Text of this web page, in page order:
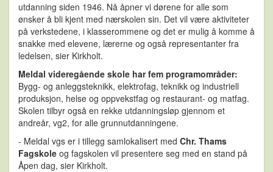
utdanning siden 1946. Nå åpner vi dørene for alle som
ønsker å bli kjent med nærskolen sin. Det vil være aktiviteter
på verkstedene, i klasserommene og det er mulig å komme å
snakke med elevene, lærerne og også representanter fra
ledelsen, sier Kirkholt.
Meldal videregående skole har fem programområder:
Bygg- og anleggsteknikk, elektrofag, teknikk og industriell
produksjon, helse og oppvekstfag og restaurant- og matfag.
Skolen tilbyr også en rekke utdanningsløp gjennom et
andreår, vg2, for alle grunnutdanningene.
- Meldal vgs er i tillegg samlokalisert med Chr. Thams
Fagskole og fagskolen vil presentere seg med en stand på
Åpen dag, sier Kirkholt.